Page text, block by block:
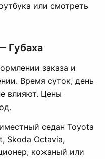
или смотреть
Губаха
заказа и
Время суток, день
влияют. Цены
седан Toyota
Skoda Octavia,
кожаный или